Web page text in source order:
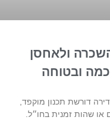
ולאחסן
ובטוחה
דורשת תכנון מוקפד,
או שהות זמנית בחו״ל.